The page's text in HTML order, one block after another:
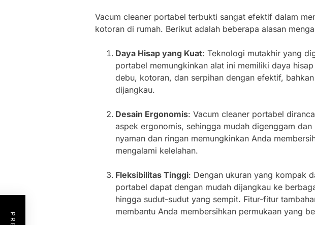
Vacum cleaner portabel terbukti sangat efektif dalam
kotoran di rumah. Berikut adalah beberapa alasan
Daya Hisap yang Kuat: Teknologi mutakhir yang
portabel memungkinkan alat ini memiliki daya
debu, kotoran, dan serpihan dengan efektif,
dijangkau.
Desain Ergonomis: Vacum cleaner portabel
aspek ergonomis, sehingga mudah digenggam
nyaman dan ringan memungkinkan Anda
mengalami kelelahan.
Fleksibilitas Tinggi: Dengan ukuran yang kompak
portabel dapat dengan mudah dijangkau ke
hingga sudut-sudut yang sempit. Fitur-fitur
membantu Anda membersihkan permukaan yang